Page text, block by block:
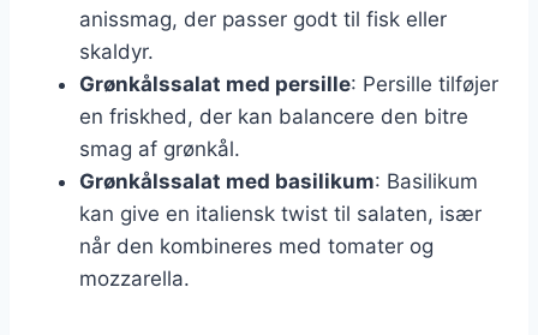
anissmag, der passer godt til fisk eller
skaldyr.
Grønkålssalat med persille: Persille tilføjer
en friskhed, der kan balancere den bitre
smag af grønkål.
Grønkålssalat med basilikum: Basilikum
kan give en italiensk twist til salaten, især
når den kombineres med tomater og
mozzarella.